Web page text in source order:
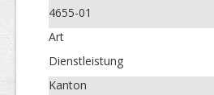
4655-01
Art
Dienstleistung
Kanton